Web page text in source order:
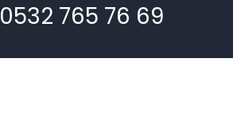
0532 765 76 69